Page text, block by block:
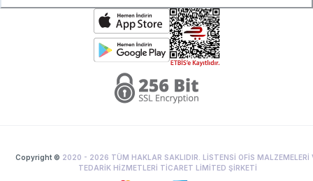
Copyright © 2020 - 2026 TÜM HAKLAR SAKLIDIR. LİSTENSİ OFİS MALZEMELERİ
TEDARİK HİZMETLERİ TİCARET LİMİTED ŞİRKETİ